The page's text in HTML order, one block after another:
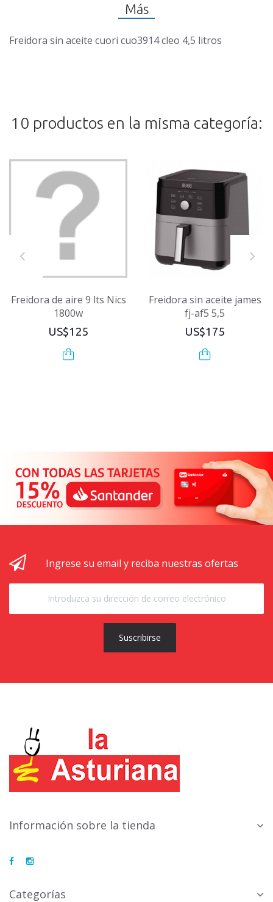
Más
Freidora sin aceite cuori cuo3914 cleo 4,5 litros
10 productos en la misma categoría:
Freidora de aire 9 lts Nics
1800w
US$125
Freidora sin aceite james
fj-af5 5,5
US$175
Ingrese su email y reciba nuestras ofertas
Suscribirse
Información sobre la tienda
Categorías